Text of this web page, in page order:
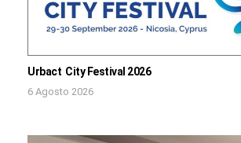
Urbact City Festival 2026
6 Agosto 2026